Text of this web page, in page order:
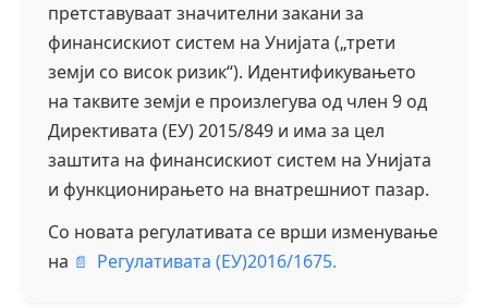
претставуваат значителни закани за
финансискиот систем на Унијата („трети
земји со висок ризик“). Идентификувањето
на таквите земји е произлегува од член 9 од
Директивата (ЕУ) 2015/849 и има за цел
заштита на финансискиот систем на Унијата
и функционирањето на внатрешниот пазар.
Со новата регулативата се врши изменување
на
Регулативата (ЕУ)2016/1675.